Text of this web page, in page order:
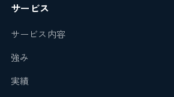
サービス
サービス内容
強み
実績